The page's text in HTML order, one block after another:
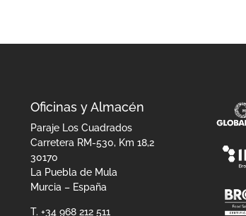
Oficinas y Almacén
Paraje Los Cuadrados
Carretera RM-530, Km 18,2
30170
La Puebla de Mula
Murcia – España
T. +34 968 212 511